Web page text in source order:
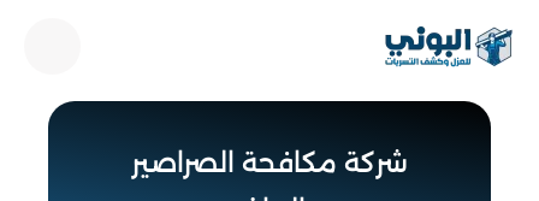
شركة مكافحة الصراصير